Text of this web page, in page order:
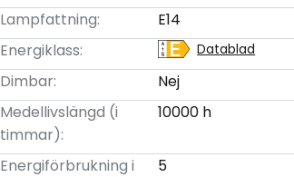
Lampfattning:
E14
Energiklass:
Datablad
Dimbar:
Nej
Medellivslängd (i
timmar):
10000 h
Energiförbrukning i
5